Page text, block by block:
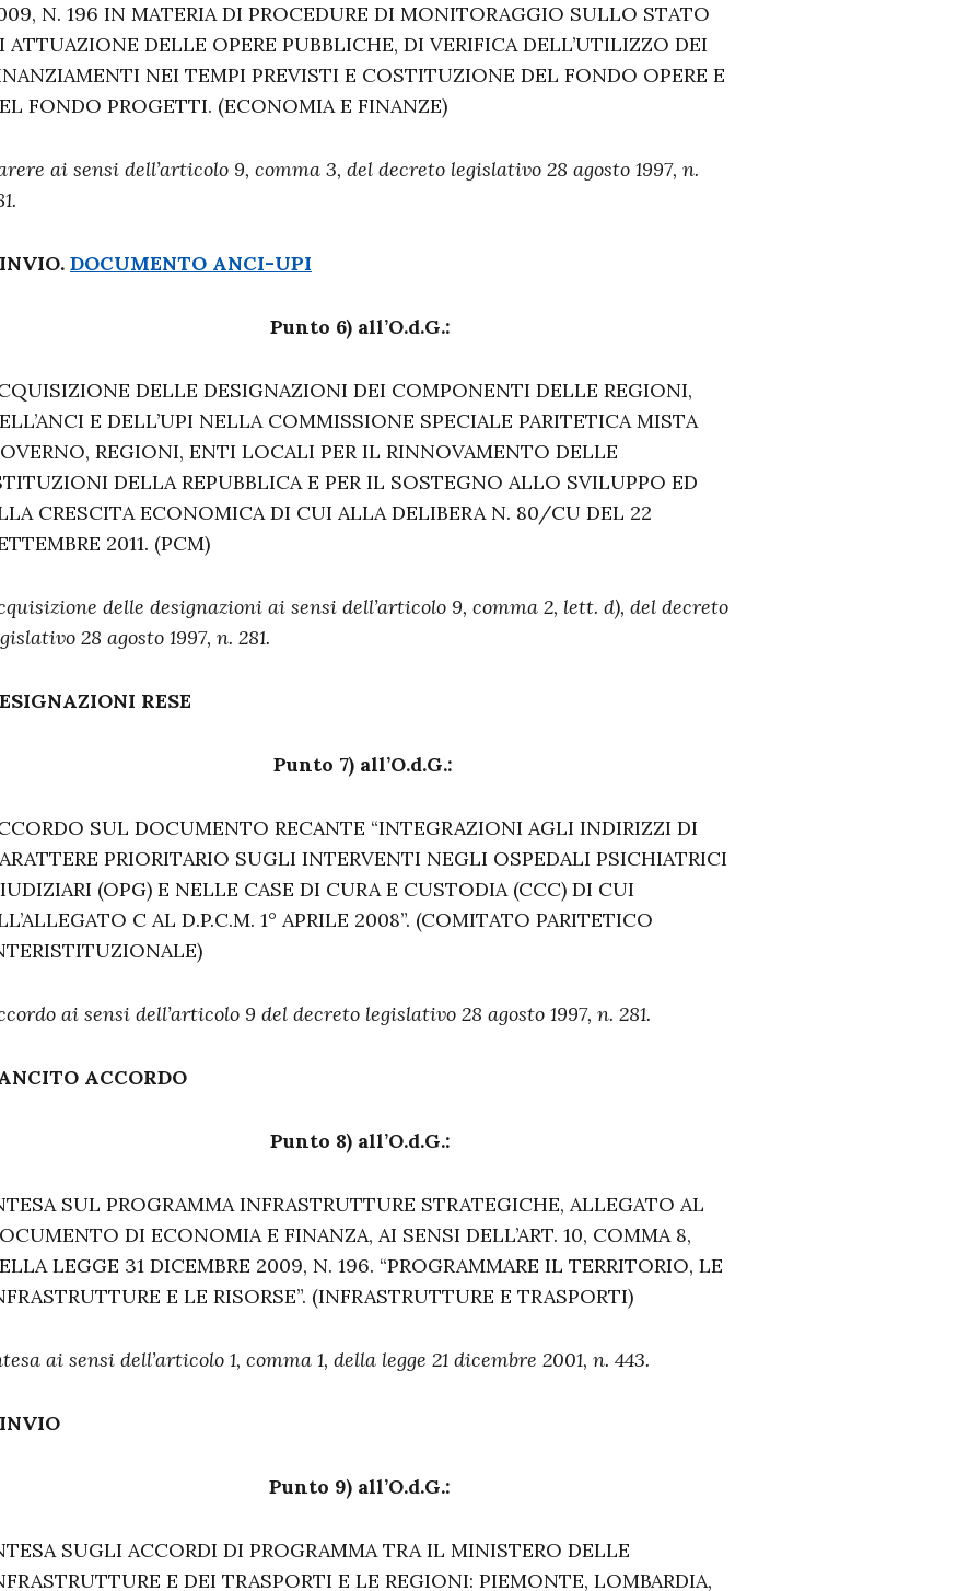
N. 196 IN MATERIA DI PROCEDURE DI MONITORAGGIO SULLO STATO
ATTUAZIONE DELLE OPERE PUBBLICHE, DI VERIFICA DELL’UTILIZZO DEI
NEI TEMPI PREVISTI E COSTITUZIONE DEL FONDO OPERE E
FONDO PROGETTI. (ECONOMIA E FINANZE)
ai sensi dell’articolo 9, comma 3, del decreto legislativo 28 agosto 1997, n.
DOCUMENTO ANCI-UPI
Punto 6) all’O.d.G.:
DELLE DESIGNAZIONI DEI COMPONENTI DELLE REGIONI,
E DELL’UPI NELLA COMMISSIONE SPECIALE PARITETICA MISTA
REGIONI, ENTI LOCALI PER IL RINNOVAMENTO DELLE
DELLA REPUBBLICA E PER IL SOSTEGNO ALLO SVILUPPO ED
CRESCITA ECONOMICA DI CUI ALLA DELIBERA N. 80/CU DEL 22
2011. (PCM)
delle designazioni ai sensi dell’articolo 9, comma 2, lett. d), del decreto
28 agosto 1997, n. 281.
RESE
Punto 7) all’O.d.G.:
SUL DOCUMENTO RECANTE “INTEGRAZIONI AGLI INDIRIZZI DI
PRIORITARIO SUGLI INTERVENTI NEGLI OSPEDALI PSICHIATRICI
(OPG) E NELLE CASE DI CURA E CUSTODIA (CCC) DI CUI
C AL D.P.C.M. 1° APRILE 2008”. (COMITATO PARITETICO
ai sensi dell’articolo 9 del decreto legislativo 28 agosto 1997, n. 281.
ACCORDO
Punto 8) all’O.d.G.:
SUL PROGRAMMA INFRASTRUTTURE STRATEGICHE, ALLEGATO AL
DI ECONOMIA E FINANZA, AI SENSI DELL’ART. 10, COMMA 8,
LEGGE 31 DICEMBRE 2009, N. 196. “PROGRAMMARE IL TERRITORIO, LE
E LE RISORSE”. (INFRASTRUTTURE E TRASPORTI)
ai sensi dell’articolo 1, comma 1, della legge 21 dicembre 2001, n. 443.
Punto 9) all’O.d.G.:
SUGLI ACCORDI DI PROGRAMMA TRA IL MINISTERO DELLE
E DEI TRASPORTI E LE REGIONI: PIEMONTE, LOMBARDIA,